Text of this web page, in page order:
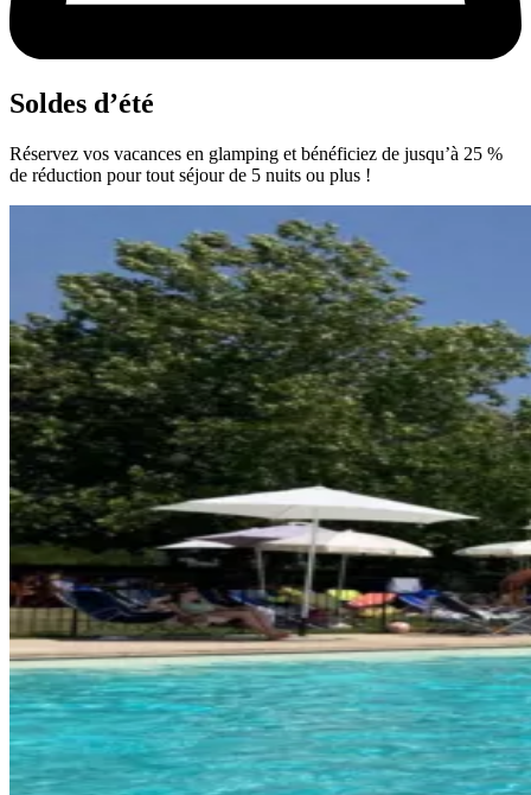
Soldes d’été
Réservez vos vacances en glamping et bénéficiez de jusqu’à 25 %
de réduction pour tout séjour de 5 nuits ou plus !